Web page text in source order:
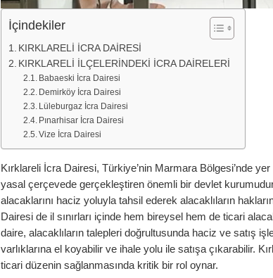
İçindekiler
KIRKLARELİ İCRA DAİRESİ
KIRKLARELİ İLÇELERİNDEKİ İCRA DAİRELERİ
Babaeski İcra Dairesi
Demirköy İcra Dairesi
Lüleburgaz İcra Dairesi
Pınarhisar İcra Dairesi
Vize İcra Dairesi
Kırklareli İcra Dairesi, Türkiye’nin Marmara Bölgesi’nde
yasal çerçevede gerçekleştiren önemli bir devlet
alacaklarını haciz yoluyla tahsil ederek alacaklıların
Dairesi de il sınırları içinde hem bireysel hem de ticari
daire, alacaklıların talepleri doğrultusunda haciz ve satış
varlıklarına el koyabilir ve ihale yolu ile satışa çıkarabilir.
ticari düzenin sağlanmasında kritik bir rol oynar.